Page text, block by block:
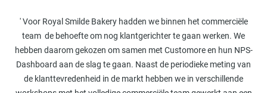
' Voor Royal Smilde Bakery hadden we binnen het commerciële
team de behoefte om nog klantgerichter te gaan werken. We
hebben daarom gekozen om samen met Customore en hun NPS-
Dashboard aan de slag te gaan. Naast de periodieke meting van
de klanttevredenheid in de markt hebben we in verschillende